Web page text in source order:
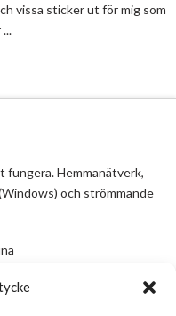
vissa sticker ut för mig som
fungera. Hemmanätverk,
och strömmande